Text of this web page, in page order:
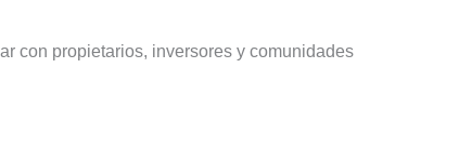
con propietarios, inversores y comunidades